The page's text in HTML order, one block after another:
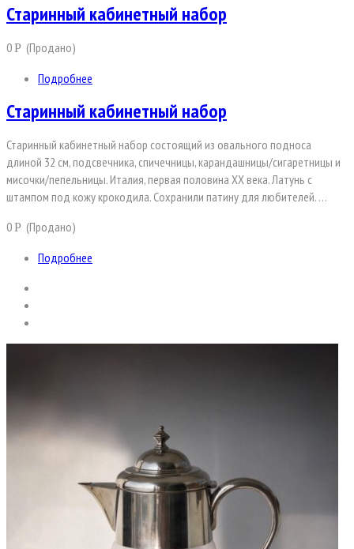
Старинный кабинетный набор
0Р (Продано)
Подробнее
Старинный кабинетный набор
Старинный кабинетный набор состоящий из овального подноса
длиной 32 см, подсвечника, спичечницы, карандашницы/сигаретницы и
мисочки/пепельницы. Италия, первая половина ХХ века. Латунь с
штампом под кожу крокодила. Сохранили патину для любителей. …
0Р (Продано)
Подробнее